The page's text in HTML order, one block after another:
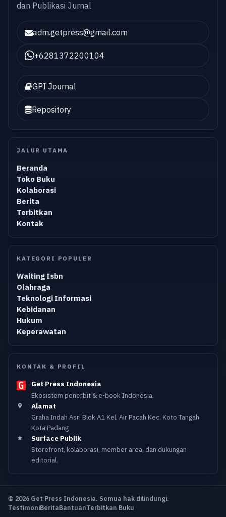
dan Publikasi Jurnal
adm.getpress@gmail.com
+6281372200104
GPI Journal
Repository
JALUR UTAMA
Beranda
Toko Buku
Kolaborasi
Berita
Terbitkan
Kontak
KATEGORI POPULER
Waiting Isbn
Olahraga
Teknologi Informasi
Kebidanan
Hukum
Keperawatan
KONTAK & PROFIL
Get Press Indonesia
Ekosistem penerbit & e-book Indonesia.
Alamat
Graha Indah Asri Blok A1 Kel. Air Pacah Kec. Koto Tangah
Kota Padang
Surface Publik
Storefront, kolaborasi, member area, dan dukungan
editorial.
© 2026 Get Press Indonesia. Semua hak dilindungi.
TestimoniBeritaBantuanTerbitkan Buku